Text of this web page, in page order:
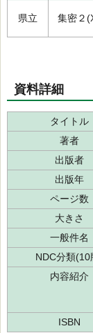
県立 集密２
資料詳細
タイトル
著者
出版者
出版年
ページ数
大きさ
一般件名
NDC分類(10
内容紹介
ISBN